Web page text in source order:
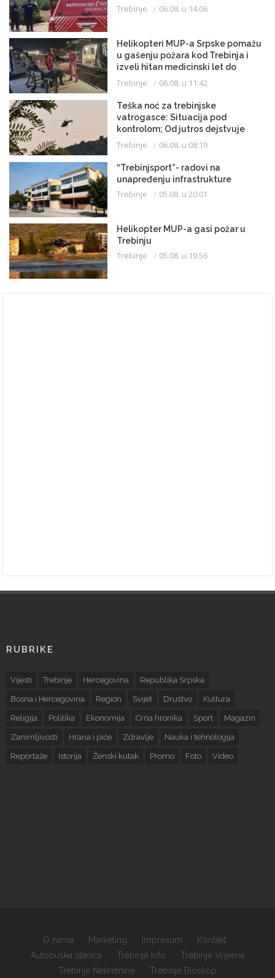
Trebinje 06.08. u 14:06
Helikopteri MUP-a Srpske pomažu
u gašenju požara kod Trebinja i
izveli hitan medicinski let do
Beograda
Trebinje 06.08. u 11:42
Teška noć za trebinjske
vatrogasce: Situacija pod
kontrolom; Od jutros dejstvuje
helikopter
Trebinje 06.08. u 08:19
“Trebinjsport”- radovi na
unapređenju infrastrukture
Trebinje 05.08. u 20:01
Helikopter MUP-a gasi požar u
Trebinju
Trebinje 05.08. u 19:56
RUBRIKE
Vijesti Trebinje Hercegovina Republika Srpska
Bosna i Hercegovina Region Svijet Društvo Kultura
Religija Politika Ekonomija Crna hronika Sport Magazin
Zanimljivosti Hrana i piće Zdravlje Nauka i tehnologija
Reportaže Istorija Ženski kutak Promo Foto Video
O nama Marketing Impresum
Kontakt
Autobuska stanica
Trebinje Info
Trebinje Vrijeme
Trebinje Nekretnine
Trebinje Bioskop